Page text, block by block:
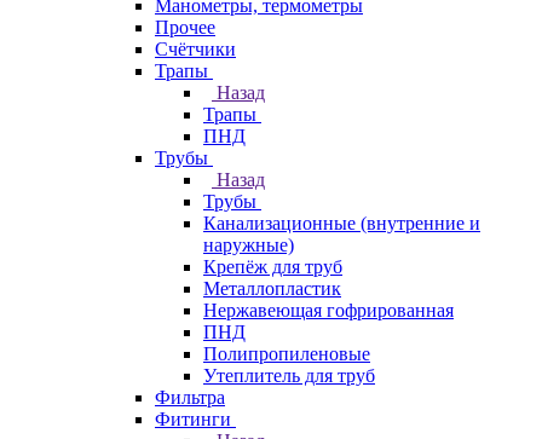
Манометры, термометры
Прочее
Счётчики
Трапы
Назад
Трапы
ПНД
Трубы
Назад
Трубы
Канализационные (внутренние и
наружные)
Крепёж для труб
Металлопластик
Нержавеющая гофрированная
ПНД
Полипропиленовые
Утеплитель для труб
Фильтра
Фитинги